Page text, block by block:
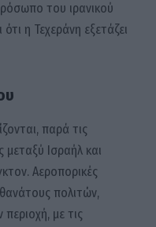
του ιρανικού
η Τεχεράνη εξετάζει
παρά τις
μεταξύ Ισραήλ και
Αεροπορικές
πολιτών,
με τις